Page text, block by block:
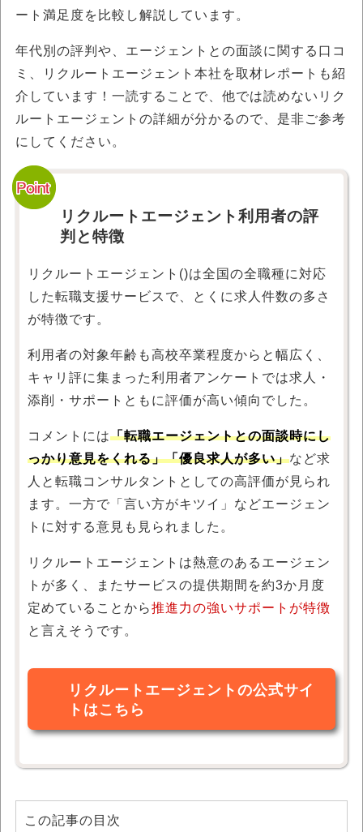
ート満足度を比較し解説しています。
年代別の評判や、エージェントとの面談に関する口コ
ミ、リクルートエージェント本社を取材レポートも紹
介しています！一読することで、他では読めないリク
ルートエージェントの詳細が分かるので、是非ご参考
にしてください。
リクルートエージェント利用者の評
判と特徴
リクルートエージェント()は全国の全職種に対応
した転職支援サービスで、とくに求人件数の多さ
が特徴です。
利用者の対象年齢も高校卒業程度からと幅広く、
キャリ評に集まった利用者アンケートでは求人・
添削・サポートともに評価が高い傾向でした。
コメントには「転職エージェントとの面談時にし
っかり意見をくれる」「優良求人が多い」など求
人と転職コンサルタントとしての高評価が見られ
ます。一方で「言い方がキツイ」などエージェン
トに対する意見も見られました。
リクルートエージェントは熱意のあるエージェン
トが多く、またサービスの提供期間を約3か月度
定めていることから推進力の強いサポートが特徴
と言えそうです。
リクルートエージェントの公式サイ
トはこちら
この記事の目次